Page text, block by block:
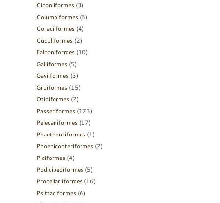
Ciconiiformes (3)
Columbiformes (6)
Coraciiformes (4)
Cuculiformes (2)
Falconiformes (10)
Galliformes (5)
Gaviiformes (3)
Gruiformes (15)
Otidiformes (2)
Passeriformes (173)
Pelecaniformes (17)
Phaethontiformes (1)
Phoenicopteriformes (2)
Piciformes (4)
Podicipediformes (5)
Procellariiformes (16)
Psittaciformes (6)